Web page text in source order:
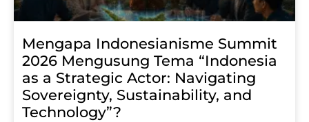
Mengapa Indonesianisme Summit
2026 Mengusung Tema “Indonesia
as a Strategic Actor: Navigating
Sovereignty, Sustainability, and
Technology”?